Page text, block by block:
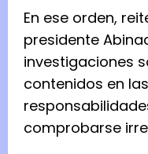
r
m
ó
q
u
e
En ese orden,
presidente
investigaciones
contenidos en
comprobarse